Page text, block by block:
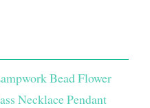
Bead Flower
Necklace Pendant